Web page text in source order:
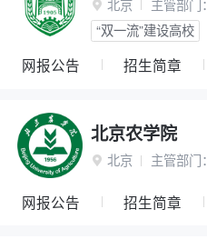
 北京 主管部门：
“双一流”建设高校
网报公告 招生简章
北京农学院
 北京 主管部门：
网报公告 招生简章